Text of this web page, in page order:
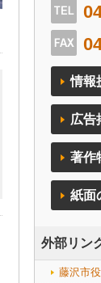
情報
広告
著作
紙面
外部リン
藤沢市